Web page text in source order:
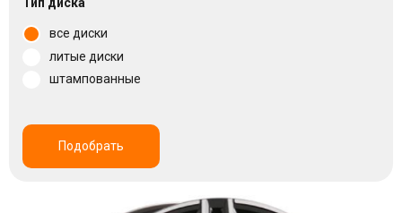
Вс:
все диски
литые диски
штампованные
Подобрать